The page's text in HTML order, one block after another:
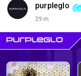
purpleglo
29 m